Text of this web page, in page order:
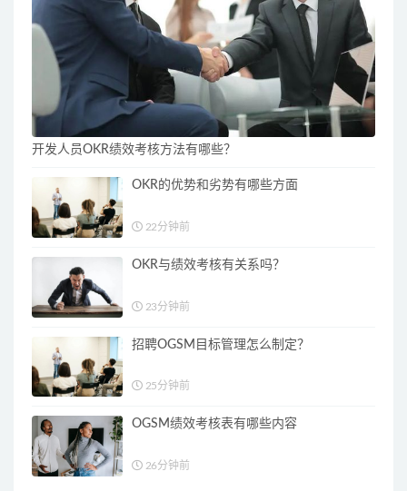
开发人员OKR绩效考核方法有哪些？
OKR的优势和劣势有哪些方面
22分钟前
OKR与绩效考核有关系吗？
23分钟前
招聘OGSM目标管理怎么制定？
25分钟前
OGSM绩效考核表有哪些内容
26分钟前